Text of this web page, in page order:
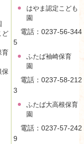
ど
育
保
はやま認定こども
園
電話：0237-56-344
5
ふたば袖崎保育
園
電話：0237-58-212
3
ふたば大高根保育
園
電話：0237-57-242
9